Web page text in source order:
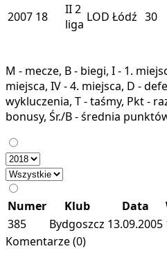
2007 18 II2
liga LOD Łódź 30
M - mecze, B - biegi, I - 1.
miejsca, IV - 4. miejsca, D -
wykluczenia, T - taśmy, Pkt -
bonusy, Śr./B - średnia
Numer Klub Data
385
Bydgoszcz 13.09.2005
Komentarze (0)